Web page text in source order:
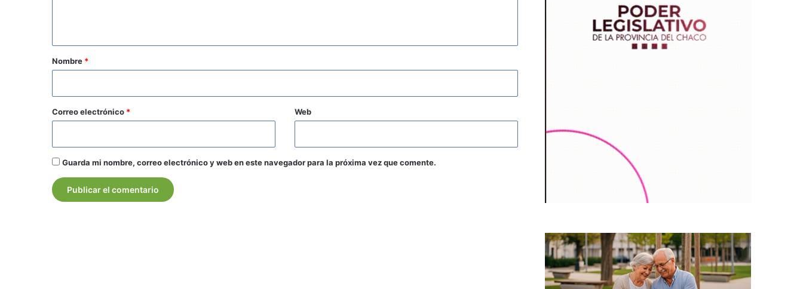
r
o
*
Nombre *
Correo electrónico * Web
Guarda mi nombre, correo electrónico y web en este navegador para la próxima vez que comente.